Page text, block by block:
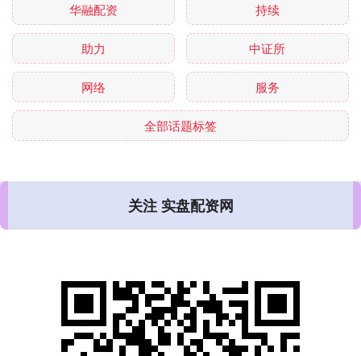
华融配资 持续
助力 中证所
网络 服务
全部话题标签
关注 实盘配资网